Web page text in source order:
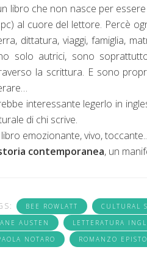
libro che non nasce per
al cuore del lettore. Percè
dittatura, viaggi, famiglia,
solo autrici, sono
la scrittura. E sono
interessante legerlo in
di chi scrive.
emozionante, vivo,
contemporanea, un
BEE ROWLATT
CULTURAL
AUSTEN
LETTERATURA
NOTARO
ROMANZO